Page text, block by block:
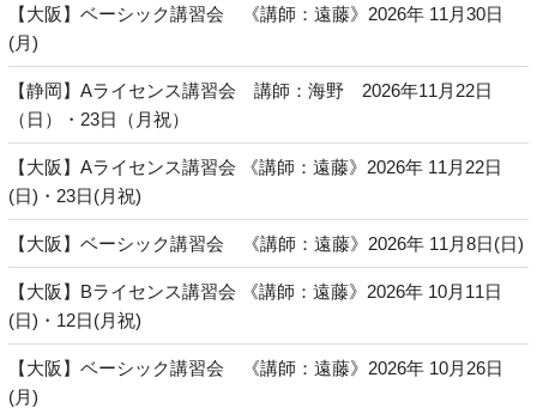
【大阪】ベーシック講習会 《講師：遠藤》2026年 11月30日
(月)
【静岡】Aライセンス講習会 講師：海野 2026年11月22日
（日）・23日（月祝）
【大阪】Aライセンス講習会 《講師：遠藤》2026年 11月22日
(日)・23日(月祝)
【大阪】ベーシック講習会 《講師：遠藤》2026年 11月8日(日)
【大阪】Bライセンス講習会 《講師：遠藤》2026年 10月11日
(日)・12日(月祝)
【大阪】ベーシック講習会 《講師：遠藤》2026年 10月26日
(月)